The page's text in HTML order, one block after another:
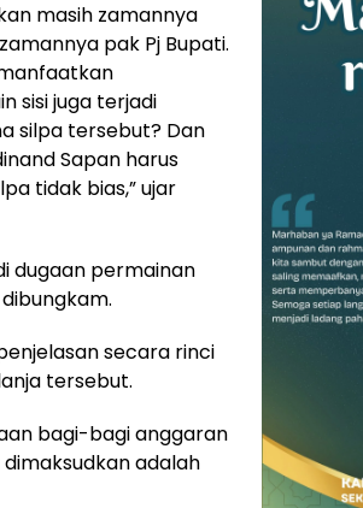
masih zamannya
pak Pj Bupati.
sisi juga terjadi
silpa tersebut? Dan
Sapan harus
tidak bias,” ujar
dugaan permainan
secara rinci
tersebut.
bagi-bagi anggaran
adalah